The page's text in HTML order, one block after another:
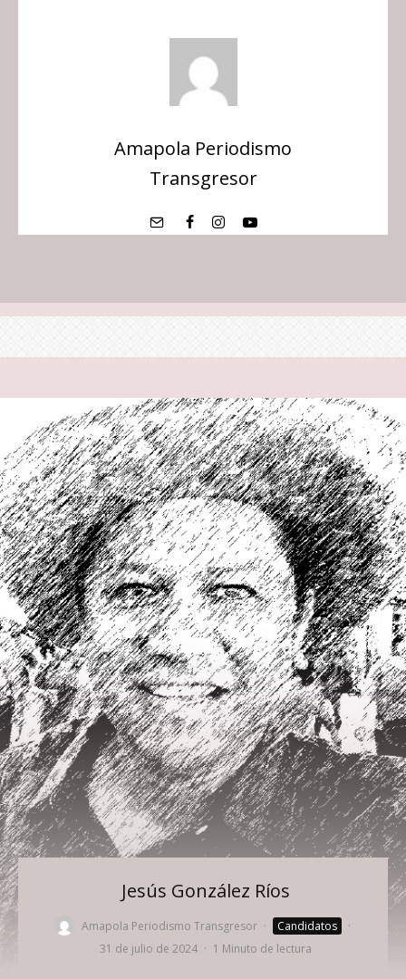
Amapola Periodismo
Transgresor
Jesús González Ríos
Amapola Periodismo Transgresor · Candidatos
·
31 de julio de 2024 · 1 Minuto de lectura